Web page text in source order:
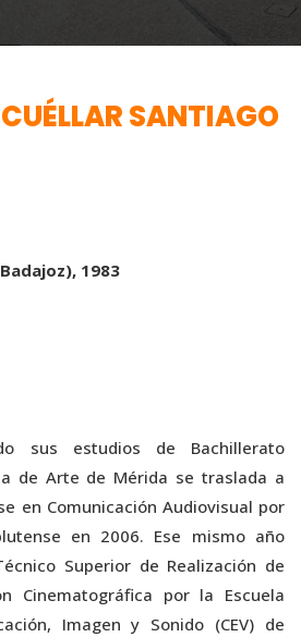
SANTIAGO
1983
sus estudios de Bachillerato
de Arte de Mérida se traslada a
en Comunicación Audiovisual por
en 2006. Ese mismo año
Superior de Realización de
Cinematográfica por la Escuela
Imagen y Sonido (CEV) de